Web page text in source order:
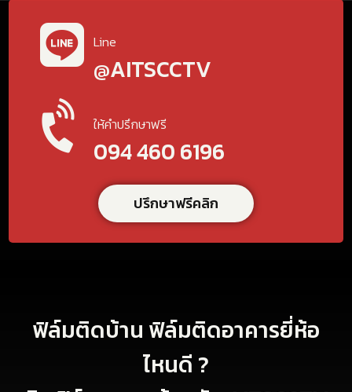
ให้คำปรึกษาฟรี
094 460 6196
Line
@AITSCCTV
ปรึกษาฟรีคลิก
ฟิล์มติดบ้าน ฟิล์มติดอาคารยี่ห้อ
ไหนดี ?